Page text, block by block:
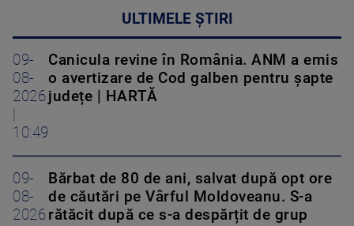
ULTIMELE ȘTIRI
09-
08-
2026
10:49
Canicula revine în România. ANM a emis
o avertizare de Cod galben pentru șapte
județe | HARTĂ
09-
08-
2026
Bărbat de 80 de ani, salvat după opt ore
de căutări pe Vârful Moldoveanu. S-a
rătăcit după ce s-a despărțit de grup